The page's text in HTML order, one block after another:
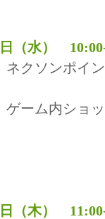
日（水）
ンポイント
内ショップ
日（木）